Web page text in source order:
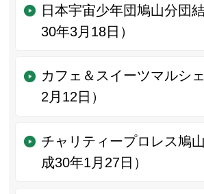
日本宇宙少年団鳩山分団
30年3月18日）
カフェ＆スイーツマルシ
2月12日）
チャリティープロレス鳩
成30年1月27日）